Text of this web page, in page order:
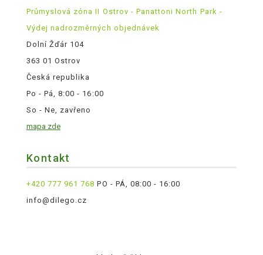
Průmyslová zóna II Ostrov - Panattoni North Park -
Výdej nadrozměrných objednávek
Dolní Žďár 104
363 01 Ostrov
Česká republika
Po - Pá, 8:00 - 16:00
So - Ne, zavřeno
mapa zde
Kontakt
+420 777 961 768 PO - PÁ, 08:00 - 16:00
info@dilego.cz